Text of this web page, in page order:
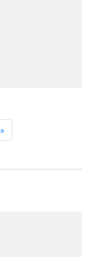
»